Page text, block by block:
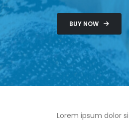
BUY NOW
Lorem ipsum dolor